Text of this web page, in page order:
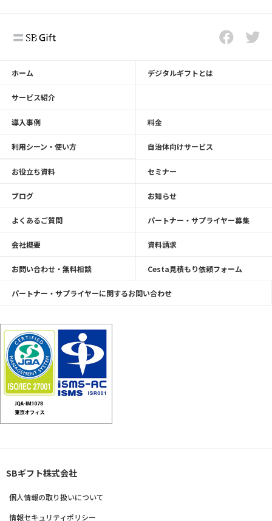
ホーム デジタルギフトとは
サービス紹介
導入事例 料金
利用シーン・使い方 自治体向けサービス
お役立ち資料 セミナー
ブログ お知らせ
よくあるご質問 パートナー・サプライヤー募集
会社概要 資料請求
お問い合わせ・無料相談 Cesta見積もり依頼フォーム
パートナー・サプライヤーに関するお問い合わせ
SBギフト株式会社
個人情報の取り扱いについて
情報セキュリティポリシー